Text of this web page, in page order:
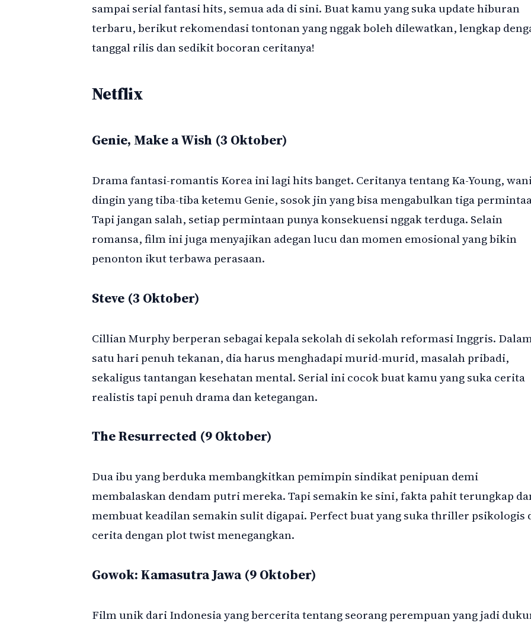
sampai serial fantasi hits, semua ada di sini. Buat kamu yang suka update hiburan
terbaru, berikut rekomendasi tontonan yang nggak boleh dilewatkan, lengkap
tanggal rilis dan sedikit bocoran ceritanya!
Netflix
Genie, Make a Wish (3 Oktober)
Drama fantasi-romantis Korea ini lagi hits banget. Ceritanya tentang Ka-Young,
dingin yang tiba-tiba ketemu Genie, sosok jin yang bisa mengabulkan tiga
Tapi jangan salah, setiap permintaan punya konsekuensi nggak terduga. Selain
romansa, film ini juga menyajikan adegan lucu dan momen emosional yang bikin
penonton ikut terbawa perasaan.
Steve (3 Oktober)
Cillian Murphy berperan sebagai kepala sekolah di sekolah reformasi Inggris.
satu hari penuh tekanan, dia harus menghadapi murid-murid, masalah pribadi,
sekaligus tantangan kesehatan mental. Serial ini cocok buat kamu yang suka cerita
realistis tapi penuh drama dan ketegangan.
The Resurrected (9 Oktober)
Dua ibu yang berduka membangkitkan pemimpin sindikat penipuan demi
membalaskan dendam putri mereka. Tapi semakin ke sini, fakta pahit terungkap
membuat keadilan semakin sulit digapai. Perfect buat yang suka thriller psikologis
cerita dengan plot twist menegangkan.
Gowok: Kamasutra Jawa (9 Oktober)
Film unik dari Indonesia yang bercerita tentang seorang perempuan yang jadi